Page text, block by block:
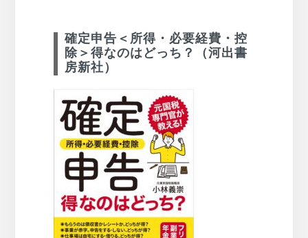
確定申告＜所得・必要経費・控
除＞得なのはどっち？（河出書
房新社）